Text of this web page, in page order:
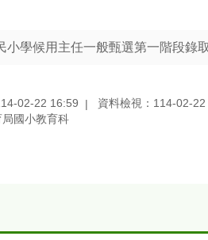
小學候用主任一般甄選第一階段錄
02-22 16:59
資料檢視：114-02-22
國小教育科